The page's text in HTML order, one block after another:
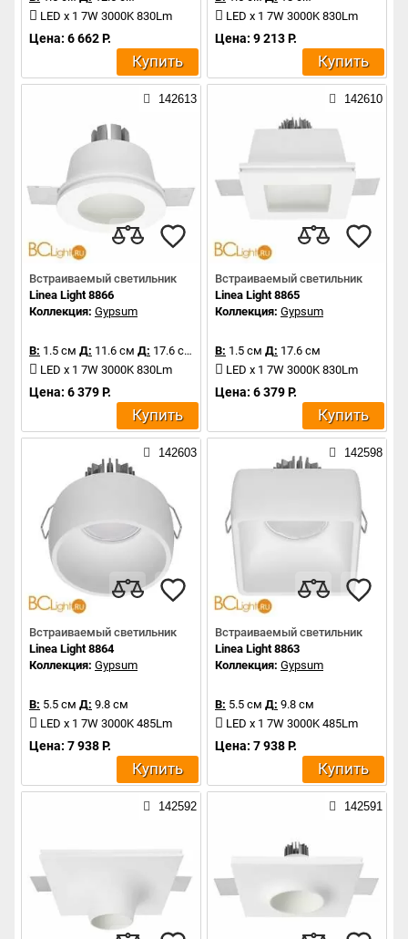
LED x 1 7W 3000K 830Lm
Цена: 6 662 Р.
Купить
LED x 1 7W 3000K 830Lm
Цена: 9 213 Р.
Купить
142613
Встраиваемый светильник
Linea Light 8866
Коллекция: Gypsum
В: 1.5 см Д: 11.6 см Д: 17.6 см
LED x 1 7W 3000K 830Lm
Цена: 6 379 Р.
Купить
142610
Встраиваемый светильник
Linea Light 8865
Коллекция: Gypsum
В: 1.5 см Д: 17.6 см
LED x 1 7W 3000K 830Lm
Цена: 6 379 Р.
Купить
142603
Встраиваемый светильник
Linea Light 8864
Коллекция: Gypsum
В: 5.5 см Д: 9.8 см
LED x 1 7W 3000K 485Lm
Цена: 7 938 Р.
Купить
142598
Встраиваемый светильник
Linea Light 8863
Коллекция: Gypsum
В: 5.5 см Д: 9.8 см
LED x 1 7W 3000K 485Lm
Цена: 7 938 Р.
Купить
142592 142591